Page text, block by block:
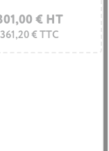
€ HT
361,20 € TTC